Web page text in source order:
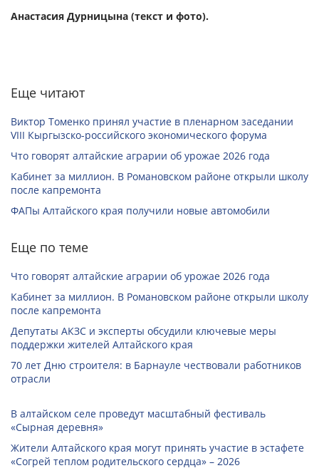
Анастасия Дурницына (текст и фото).
Еще читают
Виктор Томенко принял участие в пленарном заседании
VIII Кыргызско-российского экономического форума
Что говорят алтайские аграрии об урожае 2026 года
Кабинет за миллион. В Романовском районе открыли школу
после капремонта
ФАПы Алтайского края получили новые автомобили
Еще по теме
Что говорят алтайские аграрии об урожае 2026 года
Кабинет за миллион. В Романовском районе открыли школу
после капремонта
Депутаты АКЗС и эксперты обсудили ключевые меры
поддержки жителей Алтайского края
70 лет Дню строителя: в Барнауле чествовали работников
отрасли
В алтайском селе проведут масштабный фестиваль
«Сырная деревня»
Жители Алтайского края могут принять участие в эстафете
«Согрей теплом родительского сердца» – 2026